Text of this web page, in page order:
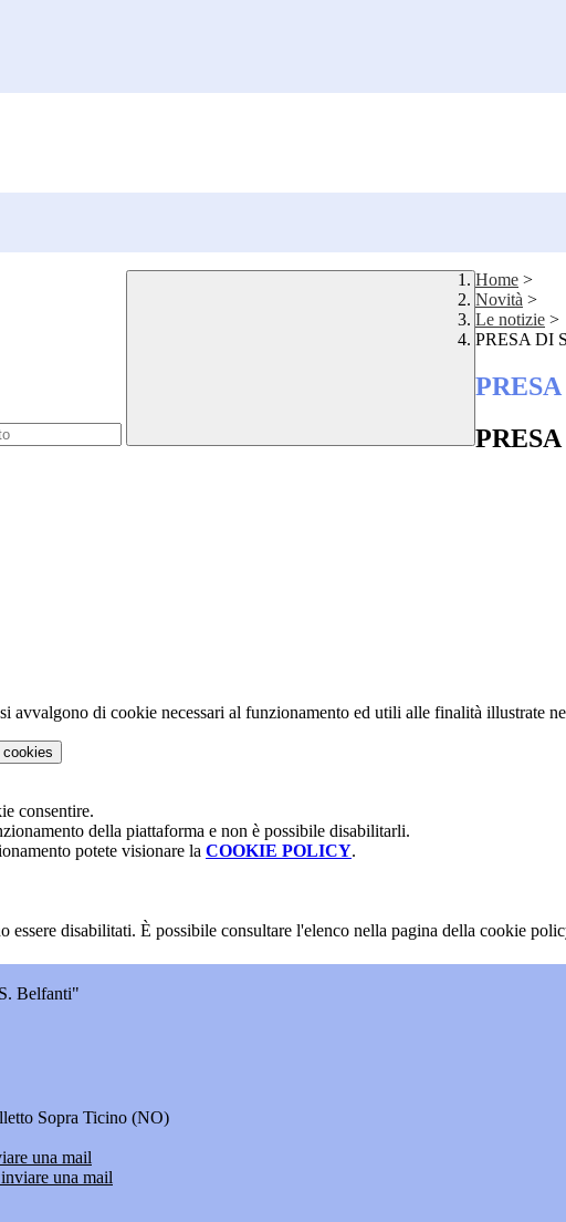
Home >
Novità >
Le notizie >
PRESA DI
avvalgono di cookie necessari al funzionamento ed utili alle finalità illustrate
cookies
consentire.
della piattaforma e non è possibile disabilitarli.
potete visionare la COOKIE POLICY.
essere disabilitati. È possibile consultare l'elenco nella pagina della cookie
Belfanti"
Sopra Ticino (NO)
una mail
una mail